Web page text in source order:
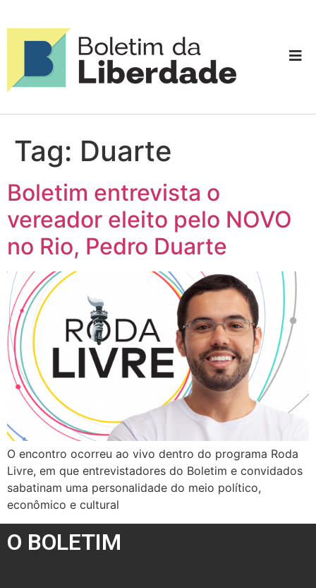
Tag: Duarte
Boletim entrevista o
vereador eleito pelo NOVO
no Rio, Pedro Duarte
O encontro ocorreu ao vivo dentro do programa Roda
Livre, em que entrevistadores do Boletim e convidados
sabatinam uma personalidade do meio político,
econômico e cultural
O BOLETIM